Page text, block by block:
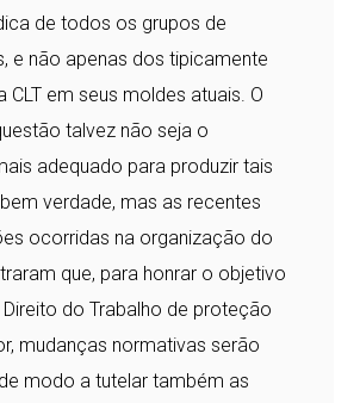
de todos os grupos de
e não apenas dos tipicamente
CLT em seus moldes atuais. O
talvez não seja o
adequado para produzir tais
verdade, mas as recentes
ocorridas na organização do
que, para honrar o objetivo
do Trabalho de proteção
mudanças normativas serão
modo a tutelar também as